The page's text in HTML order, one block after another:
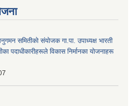
समितीकाे संयाेजक गा.पा. उपाध्यक्ष भारती
पदाधीकारीहरूले विकास निर्मानका याेजनाहरू